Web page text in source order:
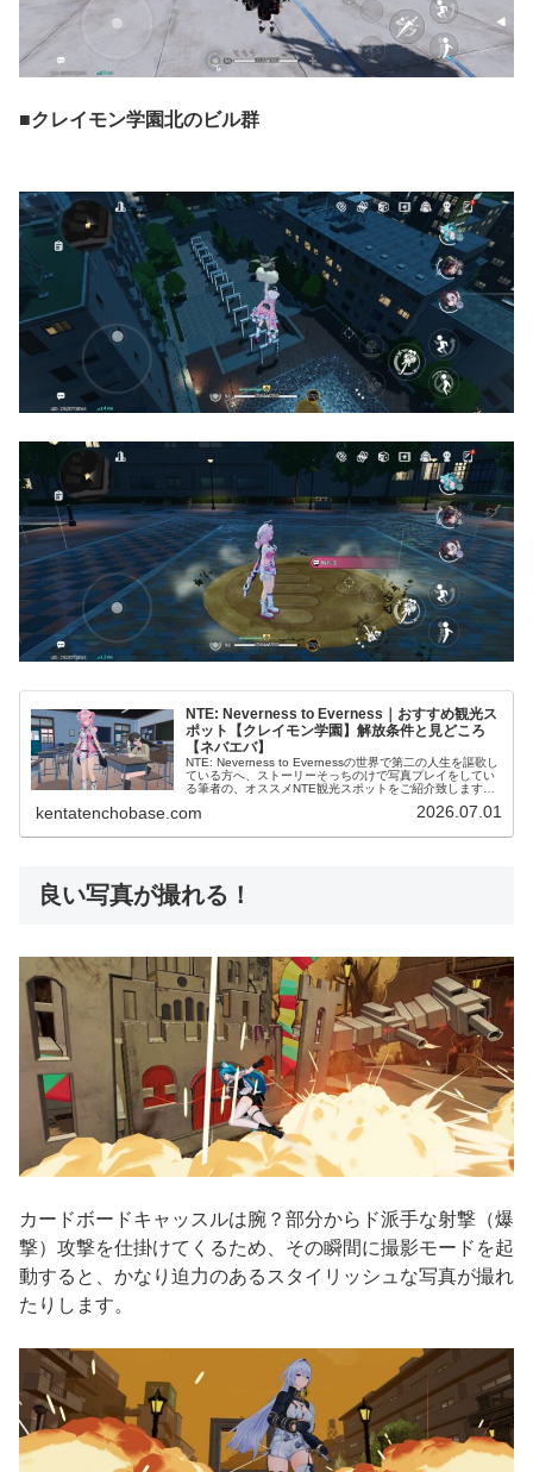
■クレイモン学園北のビル群
NTE: Neverness to Everness｜おすすめ観光ス
ポット【クレイモン学園】解放条件と見どころ
【ネバエバ】
NTE: Neverness to Evernessの世界で第二の人生を謳歌し
ている方へ、ストーリーそっちのけで写真プレイをしてい
る筆者の、オススメNTE観光スポットをご紹介致します。
kentatenchobase.com 2026.07.01
良い写真が撮れる！
カードボードキャッスルは腕？部分からド派手な射撃（爆
撃）攻撃を仕掛けてくるため、その瞬間に撮影モードを起
動すると、かなり迫力のあるスタイリッシュな写真が撮れ
たりします。